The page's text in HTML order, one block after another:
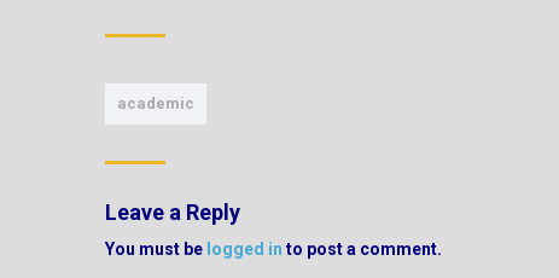
academic
Leave a Reply
You must be logged in to post a comment.